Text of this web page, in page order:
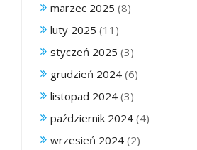
marzec 2025 (8)
luty 2025 (11)
styczeń 2025 (3)
grudzień 2024 (6)
listopad 2024 (3)
październik 2024 (4)
wrzesień 2024 (2)